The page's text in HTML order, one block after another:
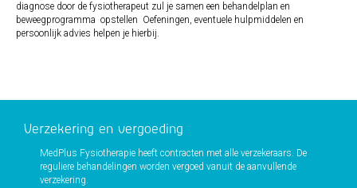
diagnose door de fysiotherapeut zul je samen een behandelplan en
beweegprogramma opstellen Oefeningen, eventuele hulpmiddelen en
persoonlijk advies helpen je hierbij.
Verzekering en vergoeding
MedPlus Fysiotherapie heeft contracten met alle verzekeraars. De
reguliere behandelingen worden vergoed vanuit de aanvullende
verzekering.